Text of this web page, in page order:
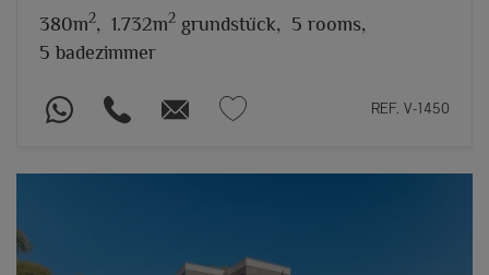
380m2, 1.732m2 grundstück, 5 rooms,
5 badezimmer
REF. V-1450